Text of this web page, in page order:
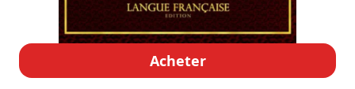
Acheter